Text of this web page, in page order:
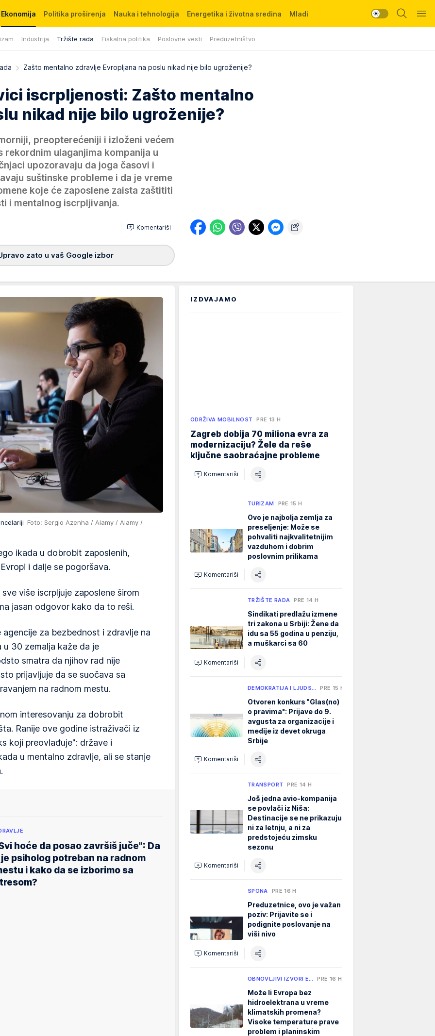
Ekonomija
Industrija Tržište rada Fiskalna politika Poslovne vesti Preduzetništvo
Politika proširenja Nauka i tehnologija Energetika i životna sredina Mladi
Zašto mentalno zdravlje Evropljana na poslu nikad nije bilo ugroženije?
iscrpljenosti: Zašto mentalno
nikad nije bilo ugroženije?
preopterećeniji i izloženi većem
rekordnim ulaganjima kompanija u
upozoravaju da joga časovi i
suštinske probleme i da je vreme
koje će zaposlene zaista zaštititi
i mentalnog iscrpljivanja.
Komentariši
zato u vaš Google izbor
Foto: Sergio Azenha / Alamy / Alamy /
ikada u dobrobit zaposlenih,
i dalje se pogoršava.
više iscrpljuje zaposlene širom
jasan odgovor kako da to reši.
za bezbednost i zdravlje na
30 zemalja kaže da je
smatra da njihov rad nije
prijavljuje da se suočava sa
na radnom mestu.
interesovanju za dobrobit
Ranije ove godine istraživači iz
koji preovlađuje": države i
u mentalno zdravlje, ali se stanje
hoće da posao završiš juče": Da
psiholog potreban na radnom
i kako da se izborimo sa
IZDVAJAMO
ODRŽIVA MOBILNOST PRE 13 H
Zagreb dobija 70 miliona evra za
modernizaciju? Žele da reše
ključne saobraćajne probleme
Komentariši
TURIZAM PRE 15 H
Ovo je najbolja zemlja za
preseljenje: Može se
pohvaliti najkvalitetnijim
vazduhom i dobrim
poslovnim prilikama
Komentariši
TRŽIŠTE RADA PRE 14 H
Sindikati predlažu izmene
tri zakona u Srbiji: Žene da
idu sa 55 godina u penziju,
a muškarci sa 60
Komentariši
DEMOKRATIJA I LJUDS… PRE 15 H
Otvoren konkurs "Glas(no)
o pravima": Prijave do 9.
avgusta za organizacije i
medije iz devet okruga
Srbije
Komentariši
TRANSPORT PRE 14 H
Još jedna avio-kompanija
se povlači iz Niša:
Destinacije se ne prikazuju
ni za letnju, a ni za
predstojeću zimsku
sezonu
Komentariši
SPONA PRE 16 H
Preduzetnice, ovo je važan
poziv: Prijavite se i
podignite poslovanje na
viši nivo
Komentariši
OBNOVLJIVI IZVORI E… PRE 16 H
Može li Evropa bez
hidroelektrana u vreme
klimatskih promena?
Visoke temperature prave
problem i planinskim